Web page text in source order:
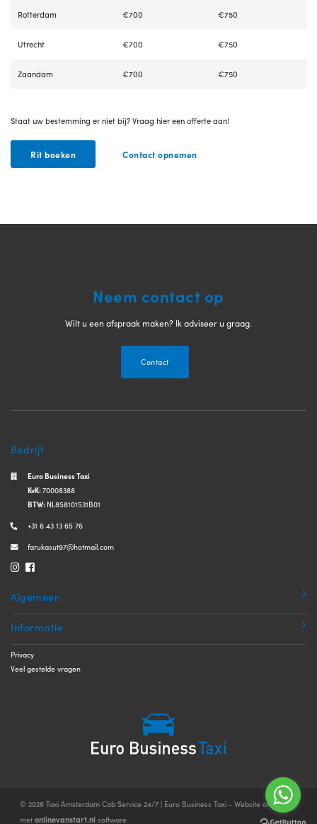
Rotterdam €700 €750
Utrecht €700 €750
Zaandam €700 €750
Staat uw bestemming er niet bij? Vraag hier een offerte aan!
Rit boeken Contact opnemen
Neem contact op
Wilt u een afspraak maken? Ik adviseer u graag.
Contact
Bedrijf
Euro Business Taxi
KvK:70008388
BTW: NL858101531B01
+31 6 43 13 65 76
farukasut97@hotmail.com
Algemeen
Informatie
Privacy
Veel gestelde vragen
© 2026 Taxi Amsterdam Cab Service 24/7 | Euro Business Taxi - Website ontwikkeld
met onlinevanstart.nl software